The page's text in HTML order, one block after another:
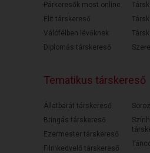
Párkeresők most online
Elit társkereső
Válófélben lévőknek
Diplomás társkereső
Tematikus társkereső
Állatbarát társkereső
Bringás társkereső
Ezermester társkereső
Filmkedvelő társkereső